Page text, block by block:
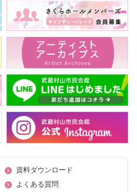
資料ダウンロード
よくある質問